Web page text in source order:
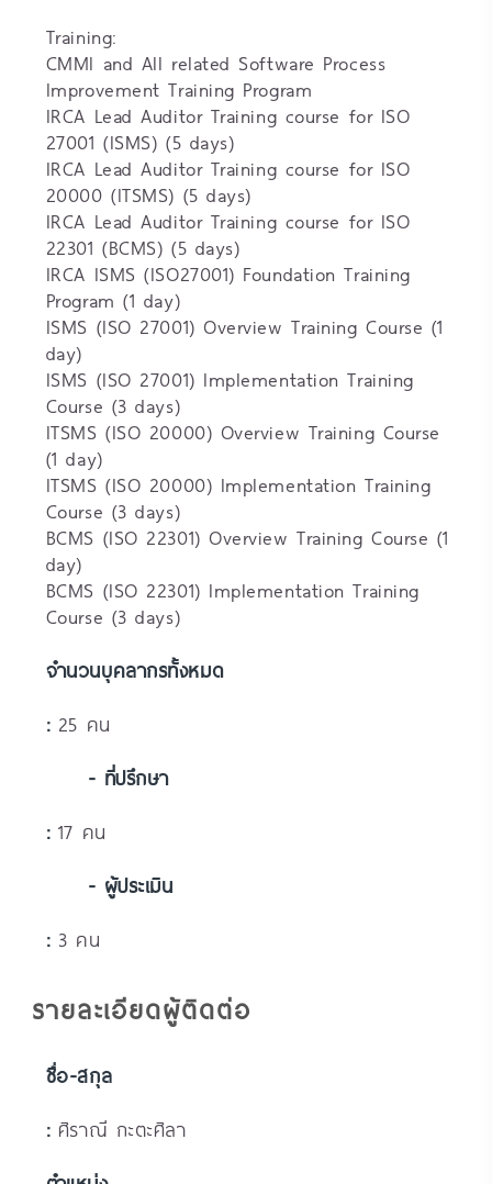
Training:
CMMI and All related Software Process
Improvement Training Program
IRCA Lead Auditor Training course for ISO
27001 (ISMS) (5 days)
IRCA Lead Auditor Training course for ISO
20000 (ITSMS) (5 days)
IRCA Lead Auditor Training course for ISO
22301 (BCMS) (5 days)
IRCA ISMS (ISO27001) Foundation Training
Program (1 day)
ISMS (ISO 27001) Overview Training Course (1
day)
ISMS (ISO 27001) Implementation Training
Course (3 days)
ITSMS (ISO 20000) Overview Training Course
(1 day)
ITSMS (ISO 20000) Implementation Training
Course (3 days)
BCMS (ISO 22301) Overview Training Course (1
day)
BCMS (ISO 22301) Implementation Training
Course (3 days)
จำนวนบุคลากรทั้งหมด
: 25 คน
- ที่ปรึกษา
: 17 คน
- ผู้ประเมิน
: 3 คน
รายละเอียดผู้ติดต่อ
ชื่อ-สกุล
: ศิราณี กะตะศิลา